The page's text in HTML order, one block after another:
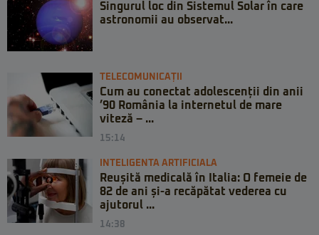
Singurul loc din Sistemul Solar în care
astronomii au observat...
TELECOMUNICAȚII
Cum au conectat adolescenții din anii
’90 România la internetul de mare
viteză – ...
15:14
INTELIGENTA ARTIFICIALA
Reușită medicală în Italia: O femeie de
82 de ani și-a recăpătat vederea cu
ajutorul ...
14:38